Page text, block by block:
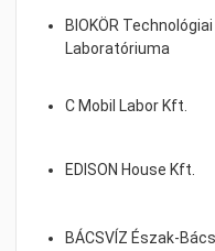
BIOKÖR
Laboratóriuma
C Mobil Labor Kft.
EDISON House Kft.
BÁCSVÍZ Észak-